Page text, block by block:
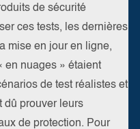
de sécurité
ces tests, les dernières
mise en jour en ligne,
en nuages » étaient
de test réalistes et
dû prouver leurs
de protection. Pour